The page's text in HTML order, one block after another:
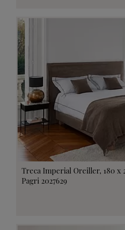
Treca Imperial Oreiller, 180 x
Pagri 2027629